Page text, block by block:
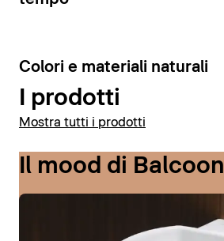
6
Colori e materiali naturali
I prodotti
Mostra tutti i prodotti
Il mood di Balcoon